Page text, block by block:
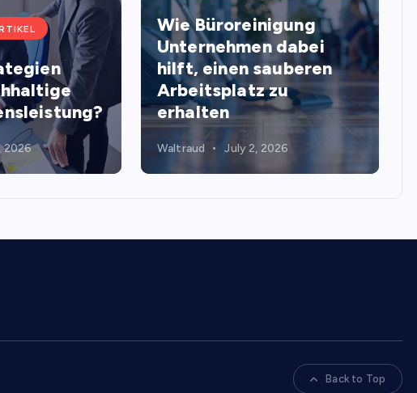
2026
Wie Büroreinigung
Unternehmen dabei
hilft, einen sauberen
Arbeitsplatz zu
erhalten
Waltraud July 2, 2026
Back to Top